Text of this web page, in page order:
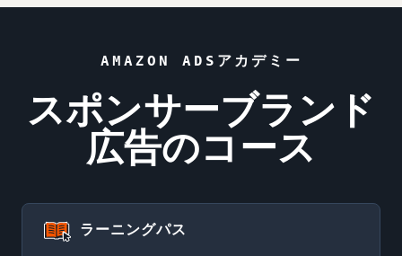
AMAZON ADSアカデミー
スポンサーブランド
広告のコース
ラーニングパス